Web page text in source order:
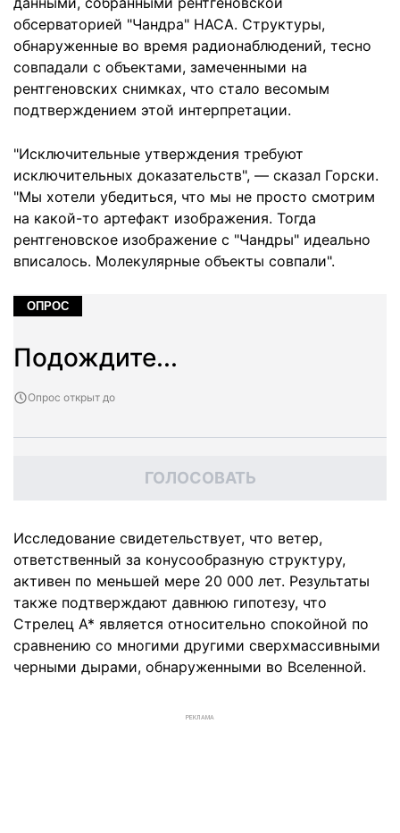
обсерваторией "Чандра" НАСА. Структуры,
обнаруженные во время радионаблюдений, тесно
совпадали с объектами, замеченными на
рентгеновских снимках, что стало весомым
подтверждением этой интерпретации.
"Исключительные утверждения требуют
исключительных доказательств", — сказал Горски.
"Мы хотели убедиться, что мы не просто смотрим
на какой-то артефакт изображения. Тогда
рентгеновское изображение с "Чандры" идеально
вписалось. Молекулярные объекты совпали".
ОПРОС
Подождите...
Опрос открыт до
ГОЛОСОВАТЬ
Исследование свидетельствует, что ветер,
ответственный за конусообразную структуру,
активен по меньшей мере 20 000 лет. Результаты
также подтверждают давнюю гипотезу, что
Стрелец A* является относительно спокойной по
сравнению со многими другими сверхмассивными
черными дырами, обнаруженными во Вселенной.
РЕКЛАМА